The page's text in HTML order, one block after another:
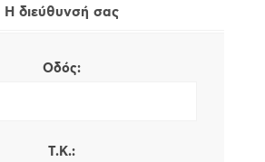
Η διεύθυνσή σας
Οδός:
Τ.Κ.: